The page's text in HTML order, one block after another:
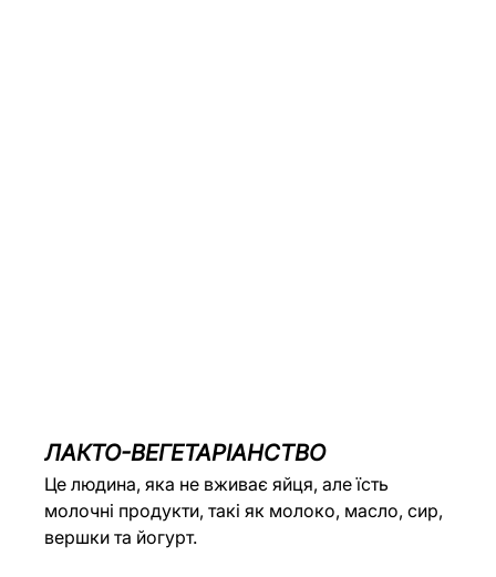
ЛАКТО-ВЕГЕТАРІАНСТВО
Це людина, яка не вживає яйця, але їсть
молочні продукти, такі як молоко, масло, сир,
вершки та йогурт.